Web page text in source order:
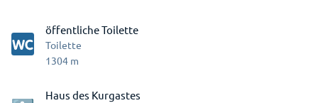
öffentliche Toilette
Toilette
1304 m
Haus des Kurgastes